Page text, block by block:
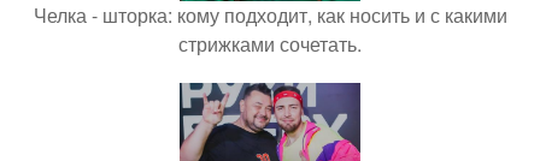
Челка - шторка: кому подходит, как носить и с какими
стрижками сочетать.